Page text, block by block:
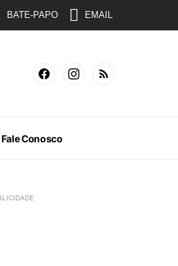
BATE-PAPO EMAIL
Fale Conosco